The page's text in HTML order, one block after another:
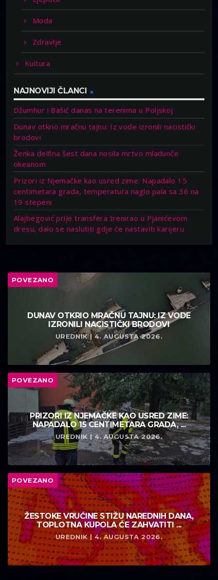
Moda
Zdravlje
Kultura
NAJNOVIJI ČLANCI
Džumhur i Bašić danas na terenima u Poljskoj
Dunav otkrio mračnu tajnu: Iz vode izronili nacistički
brodovi
Ženka delfina šest dana nosila mrtvo mladunče
okeanom
Prizori iz Njemačke kao usred zime: Napadalo 15
centimetara grada, temperatura naglo pala sa 36 na
19 stepeni
Alajbegović prije transfera trenirao u Pjanićevom
dresu, dalo se naslutiti gdje će nastaviti karijeru
POVEZANO
DUNAV OTKRIO MRAČNU TAJNU: IZ VODE
IZRONILI NACISTIČKI BRODOVI
UREDNIK | 4. AUGUSTA 2026.
POVEZANO
PRIZORI IZ NJEMAČKE KAO USRED ZIME:
NAPADALO 15 CENTIMETARA GRADA, ...
UREDNIK | 4. AUGUSTA 2026.
POVEZANO
ŽESTOKE VRUĆINE STIŽU NAREDNIH DANA,
TOPLOTNA KUPOLA ĆE ZAHVATITI ...
UREDNIK | 4. AUGUSTA 2026.